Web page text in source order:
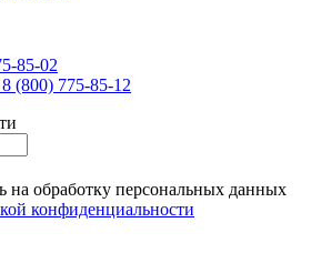
85-02
8 (800) 775-85-12
на обработку персональных данных
конфиденциальности